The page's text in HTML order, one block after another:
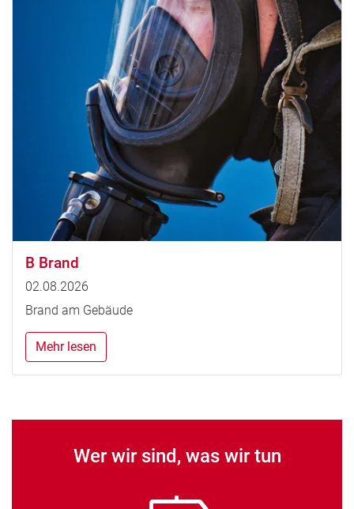
B Brand
02.08.2026
Brand am Gebäude
Mehr lesen
Wer wir sind, was wir tun